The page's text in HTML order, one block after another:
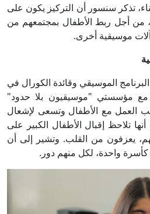
تذكر سنسور أن التركيز يكون على
من أجل ربط الأطفال بمجتمعهم من
موسيقية أخرى.
الموسيقي وقائدة الكورال في
مؤسستي "موسيقيون بلا حدود"
العمل مع الأطفال وتسعى لإشعال
تلاحظ إقبال الأطفال الكبير على
يعزفون من القلب. وتشير إلى أن
كأسرة واحدة، لكل منهم دور.